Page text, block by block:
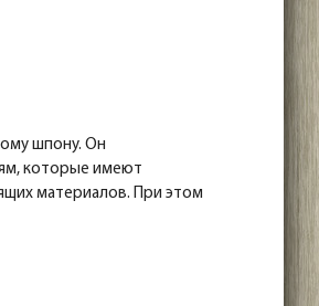
шпону. Он
которые имеют
материалов. При этом